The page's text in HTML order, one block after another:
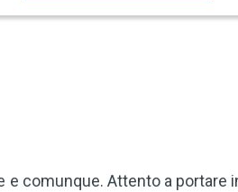
comunque. Attento a portare